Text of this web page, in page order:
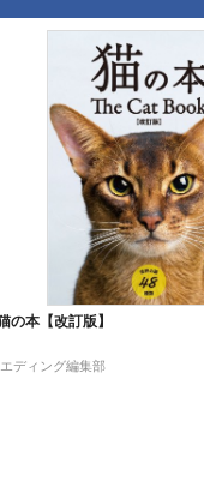
の本【改訂版】
エディング編集部